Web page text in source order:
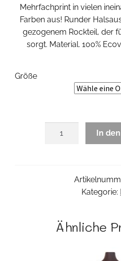
Mehrfachprint in vielen
Farben aus! Runder
gezogenem Rockteil, der
sorgt. Material. 100%
Größe
In
Kategorie:
Ähnliche